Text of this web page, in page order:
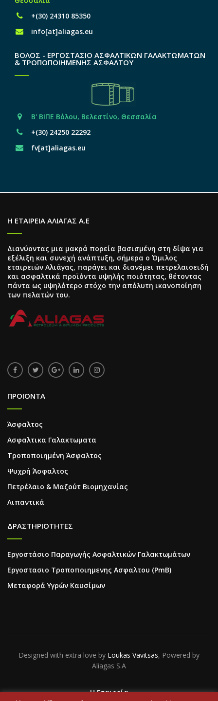
+(30) 24310 85350
info[at]aliagas.eu
ΒΟΛΟΣ - ΕΡΓΟΣΤΑΣΙΟ ΑΣΦΑΛΤΙΚΩΝ ΓΑΛΑΚΤΩΜΑΤΩΝ
& ΤΡΟΠΟΠΟΙΗΜΕΝΗΣ ΑΣΦΑΛΤΟΥ
Β' ΒΙΠΕ Βόλου, Βελεστίνο, Θεσσαλία
+(30) 24250 22292
fv[at]aliagas.eu
Η ΕΤΑΙΡΕΙΑ ΑΛΙΑΓΑΣ Α.Ε
Διανύοντας μια μακρά πορεία βασισμένη στη δίψα για
εξέλιξη και συνεχή ανάπτυξη, σήμερα ο Όμιλος
εταιρειών Αλιάγας, παράγει και διανέμει πετρελαιοειδή
και ασφαλτικά προϊόντα υψηλής ποιότητας, θέτοντας
πάντα ως υψηλότερο στόχο την απόλυτη ικανοποίηση
των πελατών του.
ΠΡΟΙΟΝΤΑ
Άσφαλτος
Ασφαλτικα Γαλακτωματα
Τροποποιημένη Άσφαλτος
Ψυχρή Άσφαλτος
Πετρέλαιο & Μαζούτ Βιομηχανίας
Λιπαντικά
ΔΡΑΣΤΗΡΙΟΤΗΤΕΣ
Εργοστάσιο Παραγωγής Ασφαλτικών Γαλακτωμάτων
Εργοστασιο Τροποποιημενης Ασφαλτου (PmB)
Μεταφορά Υγρών Καυσίμων
Designed with extra love by Loukas Vavitsas, Powered by
Aliagas S.A
Η Εταιρεία